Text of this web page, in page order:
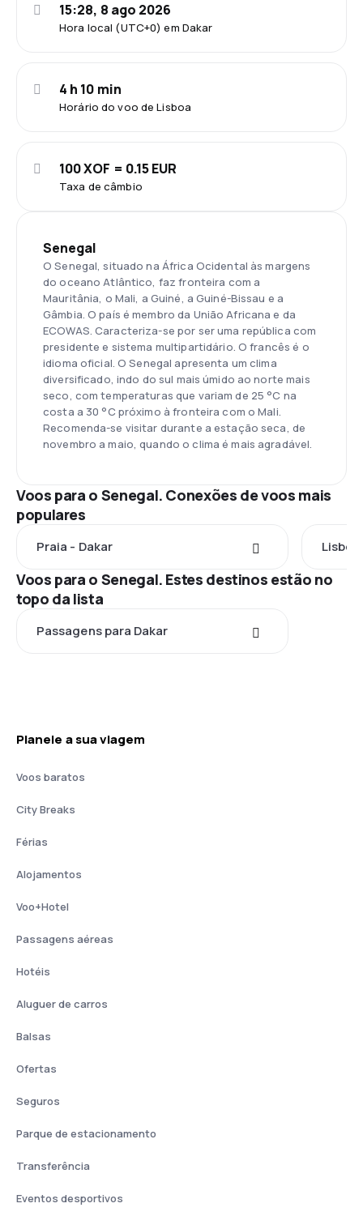
Hora local (UTC+0) em Dakar
15:28, 8 ago 2026
Horário do voo de Lisboa
4 h 10 min
Taxa de câmbio
100 XOF = 0.15 EUR
Senegal
O Senegal, situado na África Ocidental às margens
do oceano Atlântico, faz fronteira com a
Mauritânia, o Mali, a Guiné, a Guiné-Bissau e a
Gâmbia. O país é membro da União Africana e da
ECOWAS. Caracteriza-se por ser uma república com
presidente e sistema multipartidário. O francês é o
idioma oficial. O Senegal apresenta um clima
diversificado, indo do sul mais úmido ao norte mais
seco, com temperaturas que variam de 25 °C na
costa a 30 °C próximo à fronteira com o Mali.
Recomenda-se visitar durante a estação seca, de
novembro a maio, quando o clima é mais agradável.
Voos para o Senegal. Conexões de voos mais
populares
Praia - Dakar
Voos para o Senegal. Estes destinos estão no
topo da lista
Passagens para Dakar
Planeie a sua viagem
Voos baratos
City Breaks
Férias
Alojamentos
Voo+Hotel
Passagens aéreas
Hotéis
Aluguer de carros
Balsas
Ofertas
Seguros
Parque de estacionamento
Transferência
Eventos desportivos